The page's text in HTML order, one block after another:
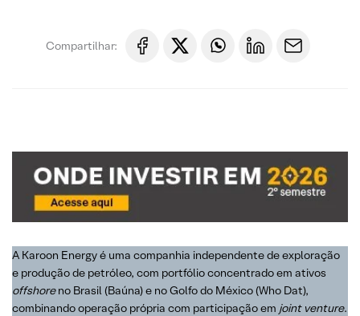
Compartilhar:
A Karoon Energy é uma companhia independente de exploração
e produção de petróleo, com portfólio concentrado em ativos
offshoreno Brasil (Baúna) e no Golfo do México (Who Dat),
combinando operação própria com participação em joint venture.